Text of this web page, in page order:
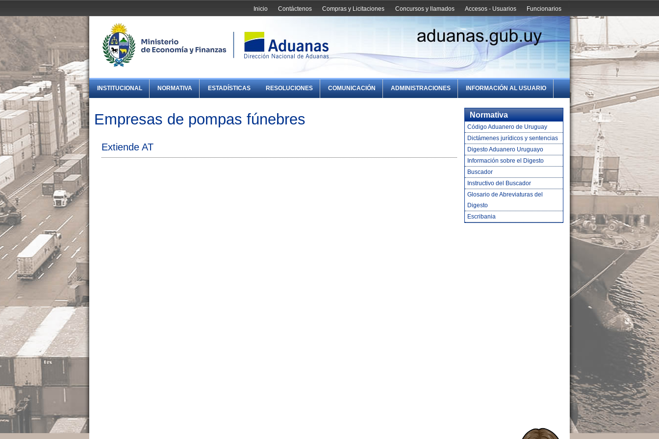
Funcionarios
Accesos - Usuarios
Concursos y llamados
Compras y Licitaciones
Contáctenos
Inicio
INSTITUCIONAL NORMATIVA ESTADÍSTICAS RESOLUCIONES COMUNICACIÓN ADMINISTRACIONES INFORMACIÓN AL USUARIO
Empresas de pompas fúnebres
Extiende AT
Normativa
Código Aduanero de Uruguay
Dictámenes jurídicos y sentencias
Digesto Aduanero Uruguayo
Información sobre el Digesto
Buscador
Instructivo del Buscador
Glosario de Abreviaturas del
Digesto
Escribania